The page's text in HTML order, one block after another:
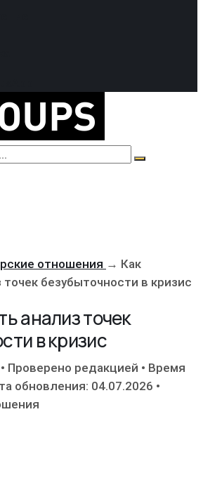
отношения → Как
безубыточности в кризис
анализ точек
в кризис
• Проверено редакцией • Время
обновления: 04.07.2026 •